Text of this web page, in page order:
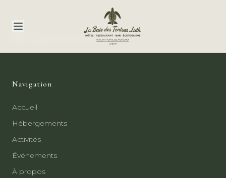
Navigation
Accueil
Hébergements
Activités
Événements
À propos